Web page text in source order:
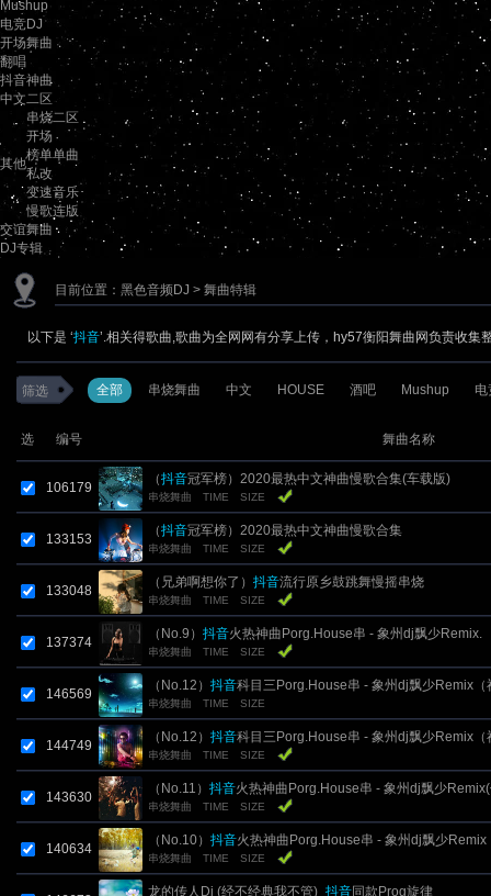
Mushup
电竞DJ
开场舞曲
翻唱
抖音神曲
中文二区
其他
串烧二区
开场
榜单单曲
私改
变速音乐
慢歌连版
交谊舞曲
DJ专辑
目前位置： 黑色音频DJ > 舞曲特辑
以下是 ‘抖音’.相关得歌曲,歌曲为全网网有分享上传，hy57衡阳舞曲网负责收集
筛选 全部 串烧舞曲 中文 HOUSE 酒吧 Mushup 电
选 编号 舞曲名称
106179
（抖音冠军榜）2020最热中文神曲慢歌合集(车载版)
串烧舞曲 TIME SIZE
133153
（抖音冠军榜）2020最热中文神曲慢歌合集
串烧舞曲 TIME SIZE
133048
（兄弟啊想你了） 抖音流行原乡鼓跳舞慢摇串烧
串烧舞曲 TIME SIZE
137374
（No.9） 抖音火热神曲Porg.House串 - 象州dj飘少Remix.
串烧舞曲 TIME SIZE
146569
（No.12） 抖音科目三Porg.House串 - 象州dj飘少Remix（
家新年发大财）
串烧舞曲 TIME SIZE
144749
（No.12） 抖音科目三Porg.House串 - 象州dj飘少Remix（
家新年发大财）
串烧舞曲 TIME SIZE
143630
（No.11） 抖音火热神曲Porg.House串 - 象州dj飘少
龙头)
串烧舞曲 TIME SIZE
140634
（No.10） 抖音火热神曲Porg.House串 - 象州dj飘少Remix
串烧舞曲 TIME SIZE
龙的传人Dj (经不经典我不管)_ 抖音同款Prog旋律